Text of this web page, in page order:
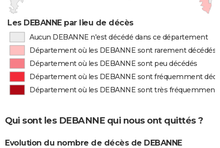
Les DEBANNE par lieu de décès
Aucun DEBANNE n'est décédé dans ce département
Département où les DEBANNE sont rarement décédés
Département où les DEBANNE sont peu décédés
Département où les DEBANNE sont fréquemment
Département où les DEBANNE sont très fréquemment
Qui sont les DEBANNE qui nous ont quittés ?
Evolution du nombre de décès de DEBANNE